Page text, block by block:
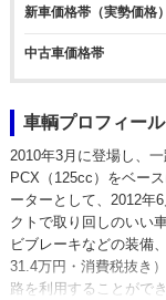
新車価格帯（実勢価格）
中古車価格帯
車輌プロフィール
2010年3月に登場し、
PCX（125cc）をベー
ーターとして、2012年
クトで取り回しのいい
ビブレーキなどの装備
31.4万円・消費税抜き
路を利用することがで